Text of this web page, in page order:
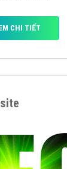
CHI TIẾT